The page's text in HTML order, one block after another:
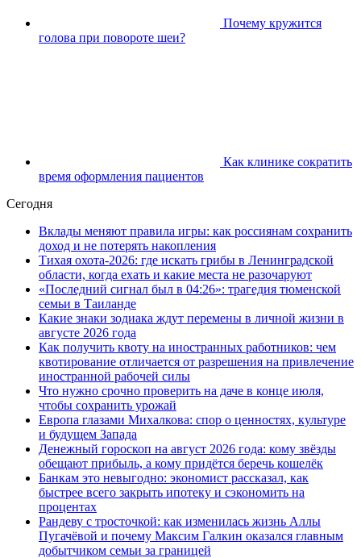
Почему кружится
голова при повороте шеи?
Как клинике сократить
время оформления пациентов
Сегодня
Вклады меняют правила игры: как россиянам сохранить
доход и не потерять накопления
Тихая охота-2026: где искать грибы в Ленинградской
области, когда ехать и какие места не разочаруют
«Последний сигнал был в 04:26»: трагедия тюменской
семьи в Таиланде
Какие знаки зодиака ждут перемены в личной жизни в
августе 2026 года
Как получить квоту на иностранных работников: чем
квотирование отличается от разрешения на привлечение
иностранной рабочей силы
Что нужно срочно проверить на даче в конце июля,
чтобы сохранить урожай
Европа глазами Михалкова: спор о ценностях, культуре
и будущем Запада
Денежный гороскоп на август 2026 года: кому звёзды
обещают прибыль, а кому придётся беречь кошелёк
Банкам это невыгодно: экономист рассказал, как
быстрее всего закрыть ипотеку и сэкономить на
процентах
Рандеву с тросточкой: как изменилась жизнь Аллы
Пугачёвой и почему Максим Галкин оказался главным
добытчиком семьи за границей